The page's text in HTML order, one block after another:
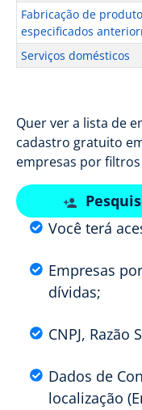
Fabricação de
especificados
Serviços domésticos
Quer ver a lista de
cadastro gratuito
empresas por filtros
Você terá
Empresas
dívidas;
CNPJ, Razão
Dados de
localização